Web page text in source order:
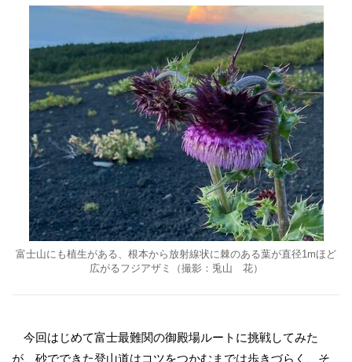
富士山にも植生がある、根本から放射線状に棘のある葉が直径1mほど
広がるフジアザミ（撮影：兎山 花）
今回はじめて富士最難関の御殿場ルートに挑戦してみた
が、砂でできた登山道はコツをつかむまでは歩きづらく、そ